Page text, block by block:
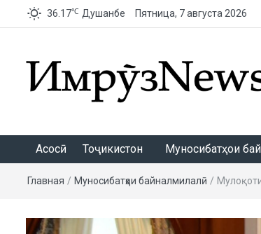
36.17℃ Душанбе Пятница, 7 августа 2026
Асосӣ Тоҷикистон Муносибатҳои
Главная / Муносибатҳои байналмилалӣ /